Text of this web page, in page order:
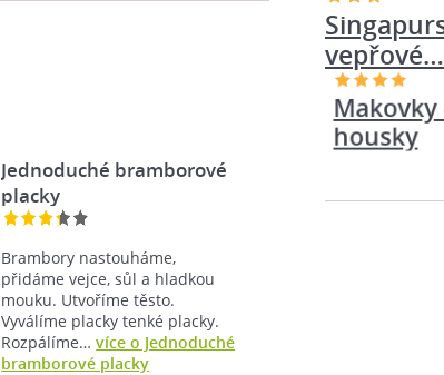
Jednoduché bramborové
placky
Brambory nastouháme,
přidáme vejce, sůl a hladkou
mouku. Utvoříme těsto.
Vyválíme placky tenké placky.
Rozpálíme…více o Jednoduché
bramborové placky
Makovky
housky
vepřové…